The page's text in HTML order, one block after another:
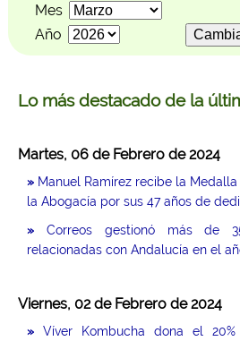
Mes
Año
Lo más destacado de la
Martes, 06 de Febrero de 2024
» Manuel Ramírez recibe la
la Abogacía por sus 47 años de
» Correos gestionó más de
relacionadas con Andalucía en el
Viernes, 02 de Febrero de 2024
» Víver Kombucha dona el